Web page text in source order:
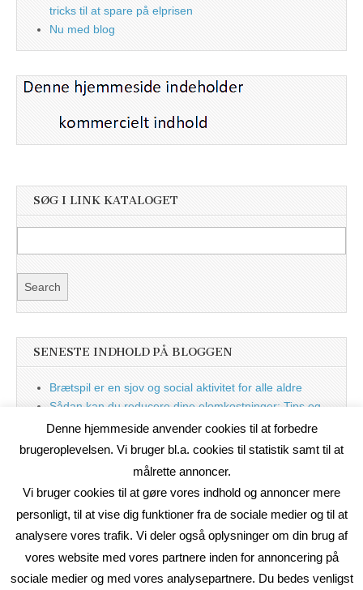
tricks til at spare på elprisen
Nu med blog
SØG I LINK KATALOGET
SENESTE INDHOLD PÅ BLOGGEN
Brætspil er en sjov og social aktivitet for alle aldre
Sådan kan du reducere dine elomkostninger: Tips og
tricks til at spare på elprisen
Nu med blog
Denne hjemmeside anvender cookies til at forbedre
brugeroplevelsen. Vi bruger bl.a. cookies til statistik samt til at
målrette annoncer.
Vi bruger cookies til at gøre vores indhold og annoncer mere
personligt, til at vise dig funktioner fra de sociale medier og til at
analysere vores trafik. Vi deler også oplysninger om din brug af
vores website med vores partnere inden for annoncering på
sociale medier og med vores analysepartnere. Du bedes venligst